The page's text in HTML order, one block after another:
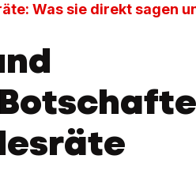
Was sie direkt sagen